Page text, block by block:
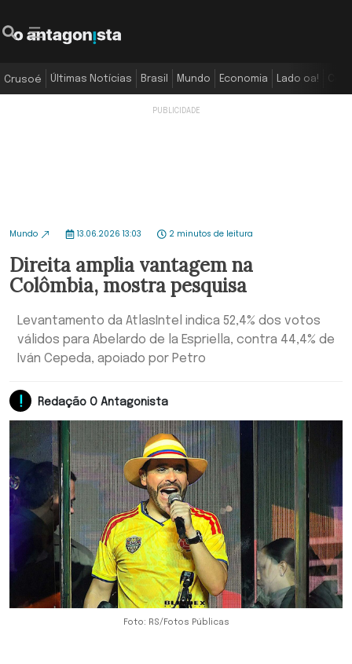
Crusoé Últimas Notícias Brasil Mundo Economia Lado oa!
Mundo 13.06.2026 13:03 2 minutos de leitura
Direita amplia vantagem na
Colômbia, mostra pesquisa
Levantamento da AtlasIntel indica 52,4% dos votos
válidos para Abelardo de la Espriella, contra 44,4% de
Iván Cepeda, apoiado por Petro
Redação O Antagonista
Foto: RS/Fotos Públicas